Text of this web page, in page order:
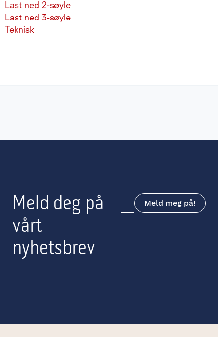
Last ned 2-søyle
Last ned 3-søyle
Teknisk
Meld deg på
vårt
nyhetsbrev
Meld meg på!